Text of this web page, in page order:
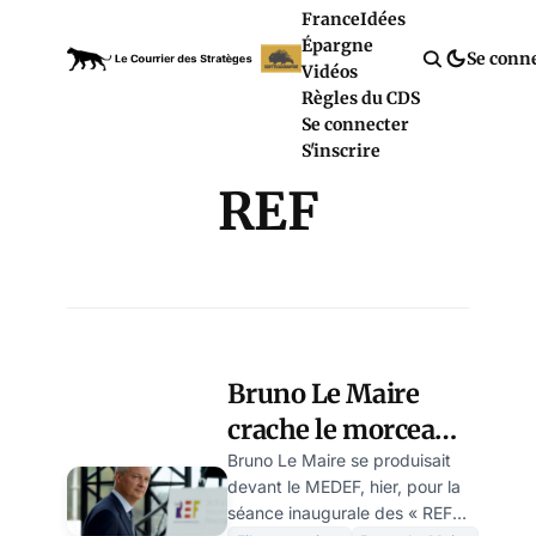
FranceIdées
Épargne
Vidéos
Règles du CDS
Se connecter
S'inscrire
Se
REF
Bruno Le Maire
crache le morceau
sur le passe
sanitaire, son coût
Bruno Le Maire se produisait
devant le MEDEF, hier, pour la
séance inaugurale des « REF